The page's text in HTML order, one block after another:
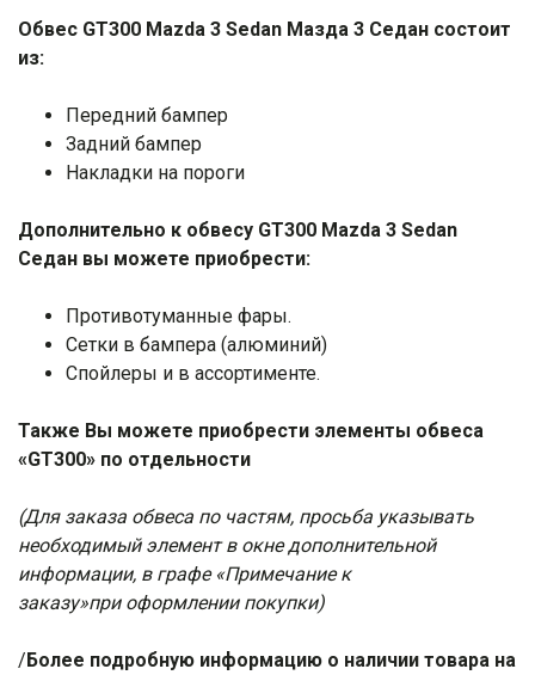
Обвес GT300 Mazda 3 Sedan Мазда 3 Седан состоит
из:
Передний бампер
Задний бампер
Накладки на пороги
Дополнительно к обвесу GT300 Mazda 3 Sedan
Седан вы можете приобрести:
Противотуманные фары.
Сетки в бампера (алюминий)
Спойлеры и в ассортименте.
Также Вы можете приобрести элементы обвеса
«GT300» по отдельности
(Для заказа обвеса по частям, просьба указывать
необходимый элемент в окне дополнительной
информации, в графе «Примечание к
заказу»при оформлении покупки)
/Более подробную информацию о наличии товара на